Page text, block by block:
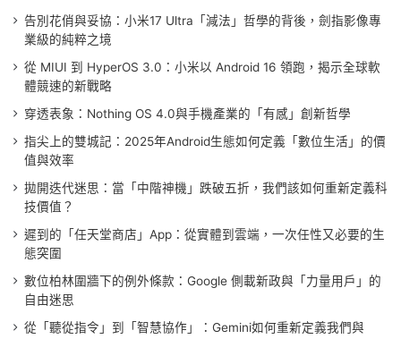
告別花俏與妥協：小米17 Ultra「減法」哲學的背後，劍指影像專
業級的純粹之境
從 MIUI 到 HyperOS 3.0：小米以 Android 16 領跑，揭示全球軟
體競速的新戰略
穿透表象：Nothing OS 4.0與手機產業的「有感」創新哲學
指尖上的雙城記：2025年Android生態如何定義「數位生活」的價
值與效率
拋開迭代迷思：當「中階神機」跌破五折，我們該如何重新定義科
技價值？
遲到的「任天堂商店」App：從實體到雲端，一次任性又必要的生
態突圍
數位柏林圍牆下的例外條款：Google 側載新政與「力量用戶」的
自由迷思
從「聽從指令」到「智慧協作」：Gemini如何重新定義我們與